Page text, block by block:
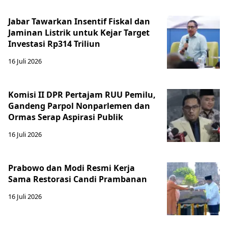
Jabar Tawarkan Insentif Fiskal dan
Jaminan Listrik untuk Kejar Target
Investasi Rp314 Triliun
16 Juli 2026
Komisi II DPR Pertajam RUU Pemilu,
Gandeng Parpol Nonparlemen dan
Ormas Serap Aspirasi Publik
16 Juli 2026
Prabowo dan Modi Resmi Kerja
Sama Restorasi Candi Prambanan
16 Juli 2026